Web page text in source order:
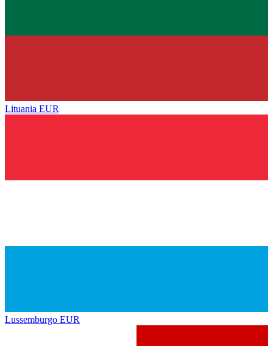
Lituania EUR
Lussemburgo EUR